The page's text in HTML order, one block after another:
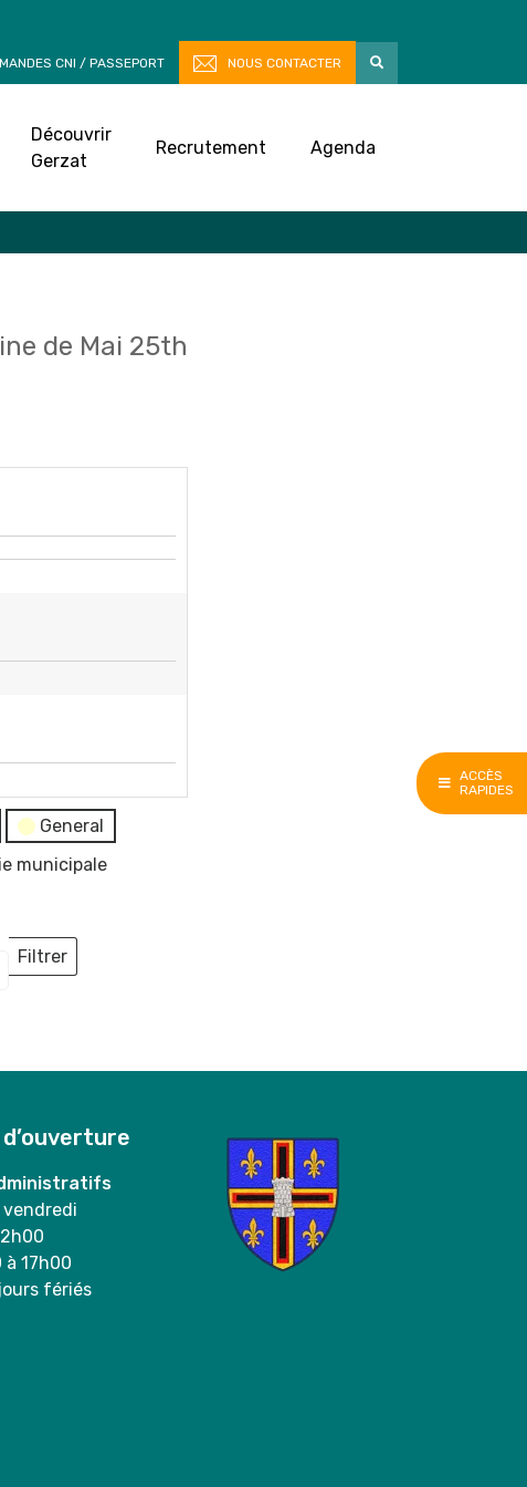
ACCÈS
RAPIDES
CNI / PASSEPORT NOUS CONTACTER
Découvrir
Gerzat
Recrutement Agenda
de Mai 25th
General
municipale
Filtrer
Lieux
à 17h00
fériés